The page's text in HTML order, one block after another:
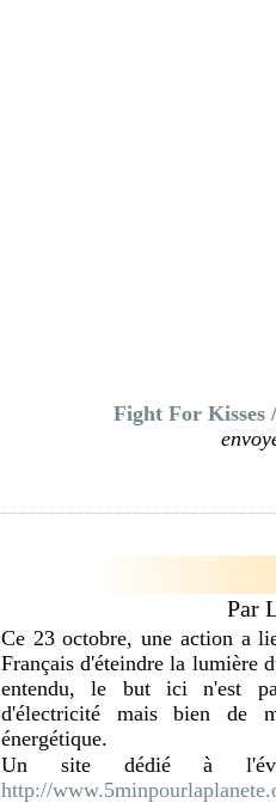
Fight For Kisses
Par
Ce 23 octobre, une action a
Français d'éteindre la lumière
entendu, le but ici n'est
d'électricité mais bien de
énergétique.
Un site dédié à
http://